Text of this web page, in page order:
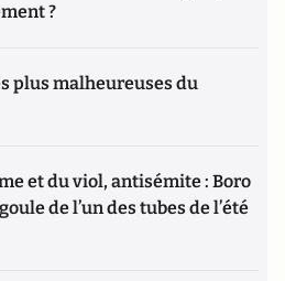
?
plus malheureuses du
et du viol, antisémite : Boro
de l’un des tubes de l’été